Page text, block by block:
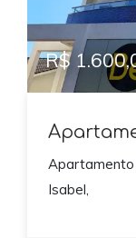
R$
Apartamento
Isabel,